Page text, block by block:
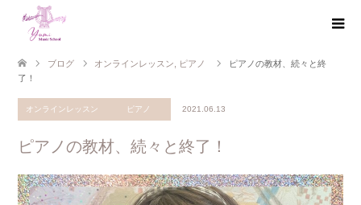
ブログ オンラインレッスン ピアノ
ピアノの教材、続々と終
了！
オンラインレッスン ピアノ 2021.06.13
ピアノの教材、続々と終了！